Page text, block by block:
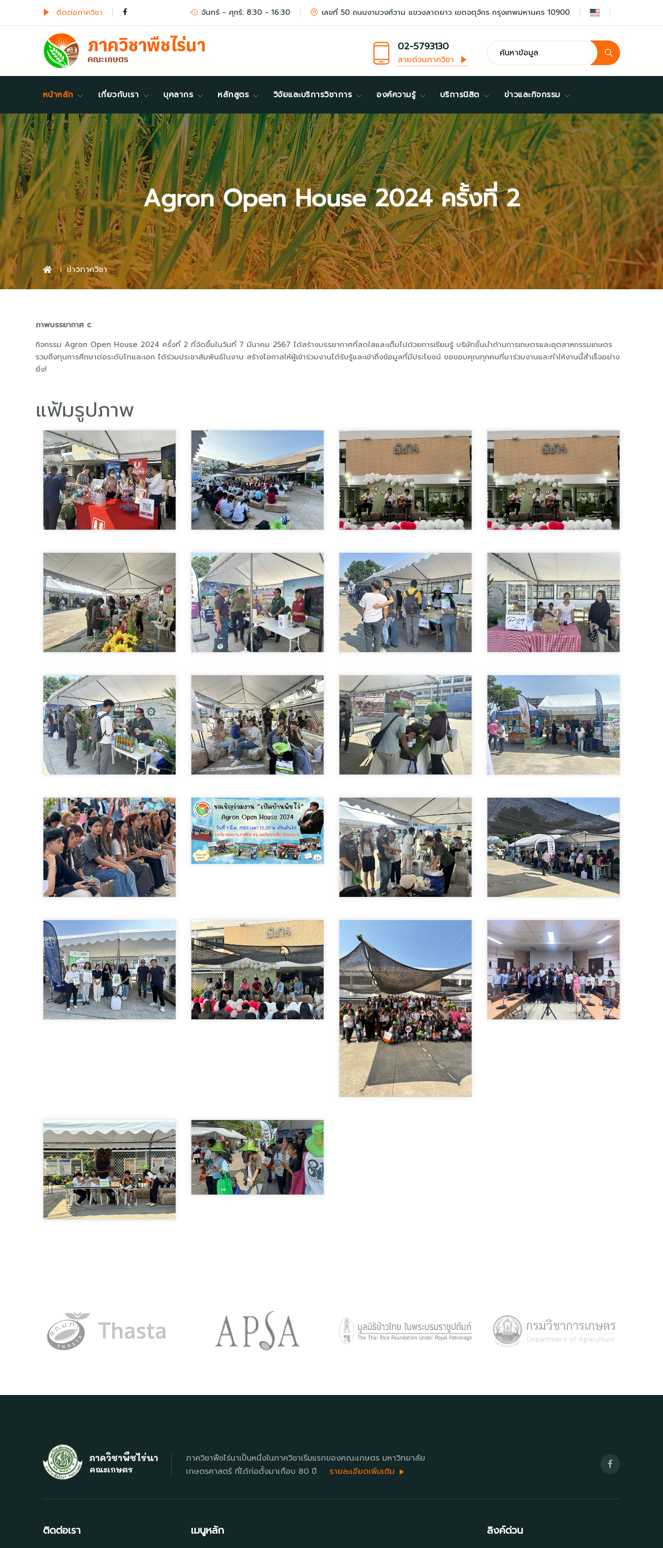
ติดต่อภาควิชา จันทร์ - ศุกร์: 8:30 - 16:30 เลขที่ 50 ถนนงามวงศ์วาน แขวงลาดยาว เขตจตุจักร กรุงเทพมหานคร 10900
02-5793130
สายด่วนภาควิชา
หน้าหลัก เกี่ยวกับเรา บุคลากร หลักสูตร วิจัยและบริการวิชาการ องค์ความรู้ บริการนิสิต ข่าวและกิจกรรม
Agron Open House 2024 ครั้งที่ 2
ข่าวภาควิชา
ภาพบรรยากาศ c
กิจกรรม Agron Open House 2024 ครั้งที่ 2 ที่จัดขึ้นในวันที่ 7 มีนาคม 2567 ได้สร้างบรรยากาศที่สดใสและเต็มไปด้วยการเรียนรู้ บริษัทชั้นนำด้านการเกษตรและอุตสาหกรรมเกษตร
รวมถึงทุนการศึกษาต่อระดับโทและเอก ได้ร่วมประชาสัมพันธ์ในงาน สร้างโอกาสให้ผู้เข้าร่วมงานได้รับรู้และเข้าถึงข้อมูลที่มีประโยชน์ ขอขอบคุณทุกคนที่มาร่วมงานและทำให้งานนี้สำเร็จอย่าง
ยิ่ง!
แฟ้มรูปภาพ
ภาควิชาพืชไร่นาเป็นหนึ่งในภาควิชาเริ่มแรกของคณะเกษตร มหาวิทยาลัย
เกษตรศาสตร์ ที่ได้ก่อตั้งมาเกือบ 80 ปี
รายละเอียดเพิ่มเติม
ติดต่อเรา เมนูหลัก ลิงค์ด่วน